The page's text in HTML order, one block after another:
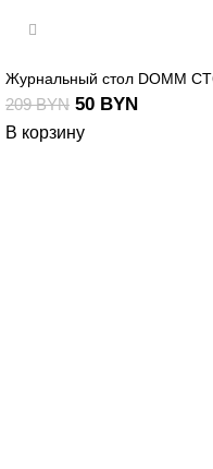
Журнальный стол DOMM
209BYN 50 BYN
В корзину